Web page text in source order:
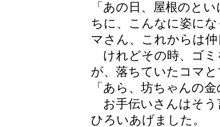
「あの日、屋根のと
ちに、こんなに姿に
マさん、これからは
けれどその時、ゴミ
が、落ちていたコマ
「あら、坊ちゃんの
お手伝いさんはそう
ひろいあげました。